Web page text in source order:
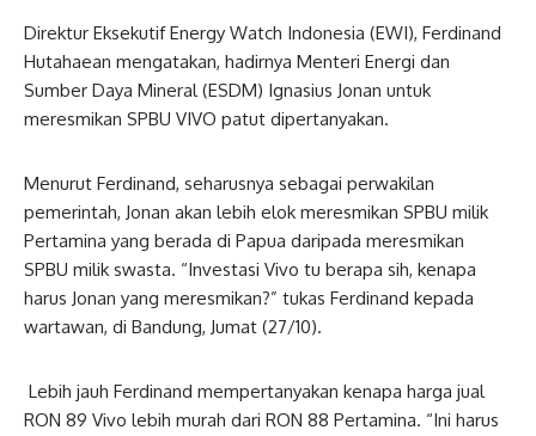
Direktur Eksekutif Energy Watch Indonesia (EWI), Ferdinand
Hutahaean mengatakan, hadirnya Menteri Energi dan
Sumber Daya Mineral (ESDM) Ignasius Jonan untuk
meresmikan SPBU VIVO patut dipertanyakan.
Menurut Ferdinand, seharusnya sebagai perwakilan
pemerintah, Jonan akan lebih elok meresmikan SPBU milik
Pertamina yang berada di Papua daripada meresmikan
SPBU milik swasta. “Investasi Vivo tu berapa sih, kenapa
harus Jonan yang meresmikan?” tukas Ferdinand kepada
wartawan, di Bandung, Jumat (27/10).
Lebih jauh Ferdinand mempertanyakan kenapa harga jual
RON 89 Vivo lebih murah dari RON 88 Pertamina. “Ini harus